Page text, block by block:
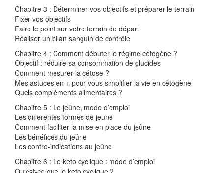
Chapitre 3 : Déterminer vos objectifs et préparer le terrain
Fixer vos objectifs
Faire le point sur votre terrain de départ
Réaliser un bilan sanguin de contrôle
Chapitre 4 : Comment débuter le régime cétogène ?
Objectif : réduire sa consommation de glucides
Comment mesurer la cétose ?
Mes astuces en + pour vous simplifier la vie en cétogène
Quels compléments alimentaires ?
Chapitre 5 : Le jeûne, mode d’emploi
Les différentes formes de jeûne
Comment faciliter la mise en place du jeûne
Les bénéfices du jeûne
Les contre-indications au jeûne
Chapitre 6 : Le keto cyclique : mode d’emploi